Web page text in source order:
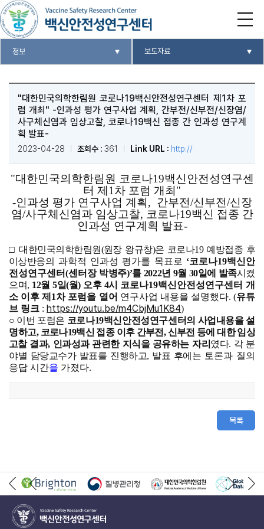
정보 보도자료
"대한민국의학한림원 코로나19백신안전성연구센터 제1차 포
럼 개최" -인과성 평가 연구사업 계획, 간부전/신부전/신장염/
사구체신염과 임상고찰, 코로나19백신 접종 간 인과성 연구계
획 발표-
2023-04-28 조회수 : 361 Link URL : http://
"대한민국의학한림원 코로나19백신안전성연구센
터 제1차 포럼 개최"
-인과성 평가 연구사업 계획, 간부전/신부전/신장
염/사구체신염과 임상고찰, 코로나19백신 접종 간
인과성 연구계획 발표-
□ 대한민국의학한림원(원장 왕규창)은 코로나19 예방접종 후
이상반응의
과학적 인과성 평가를 목표로 ‘코로나19백신안
전성연구센터(센터장 박병주)’를 2022년 9월 30일에 발족시켰
으며, 12월 5일(월) 오후 4시 코로나19백신안전성연구센터 개
소 이후 제 1차 포럼을 열어 연구사업 내용을 설명했다. (유튜
브 링크 : https://youtu.be/m4CbjMu1K84)
○ 이번 포럼은 코로나19백신안전성연구센터의 사업내용을 설
명하고, 코로나19백신 접종 이후 간부전,신부전 등에 대한 임상
고찰 결과, 인과성과 관련한 지식을 공유하는 자리 였다. 각 분
야별 담당교수가 발표를 진행하고, 발표 후에는 토론과 질의
응답 시간을 가졌다.
목록